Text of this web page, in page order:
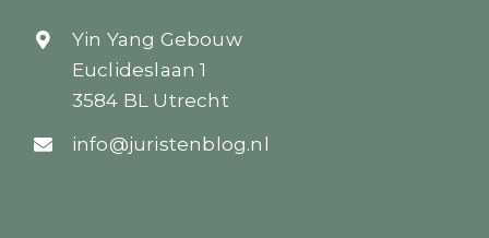
Yin Yang Gebouw
Euclideslaan 1
3584 BL Utrecht
info@juristenblog.nl